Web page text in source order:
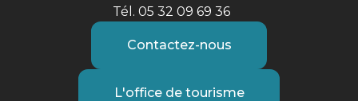
Tél. 05 32 09 69 36
Contactez-nous
L'office de tourisme